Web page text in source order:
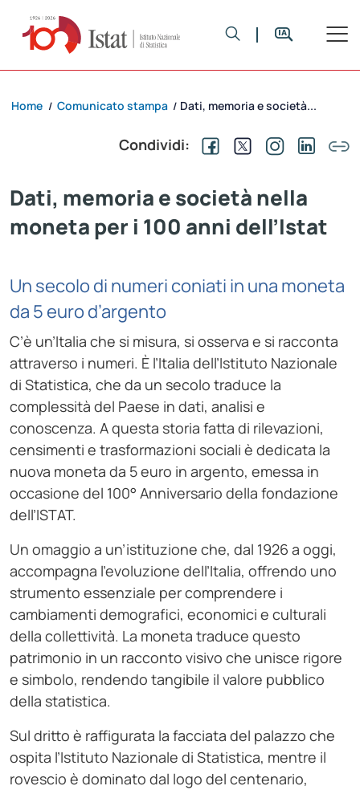
Home / Comunicato stampa / Dati, memoria e società...
Condividi:
Dati, memoria e società nella
moneta per i 100 anni dell’Istat
Un secolo di numeri coniati in una moneta
da 5 euro d’argento
C’è un’Italia che si misura, si osserva e si racconta
attraverso i numeri. È l’Italia dell’Istituto Nazionale
di Statistica, che da un secolo traduce la
complessità del Paese in dati, analisi e
conoscenza. A questa storia fatta di rilevazioni,
censimenti e trasformazioni sociali è dedicata la
nuova moneta da 5 euro in argento, emessa in
occasione del 100° Anniversario della fondazione
dell’ISTAT.
Un omaggio a un’istituzione che, dal 1926 a oggi,
accompagna l’evoluzione dell’Italia, offrendo uno
strumento essenziale per comprendere i
cambiamenti demografici, economici e culturali
della collettività. La moneta traduce questo
patrimonio in un racconto visivo che unisce rigore
e simbolo, rendendo tangibile il valore pubblico
della statistica.
Sul dritto è raffigurata la facciata del palazzo che
ospita l’Istituto Nazionale di Statistica, mentre il
rovescio è dominato dal logo del centenario,